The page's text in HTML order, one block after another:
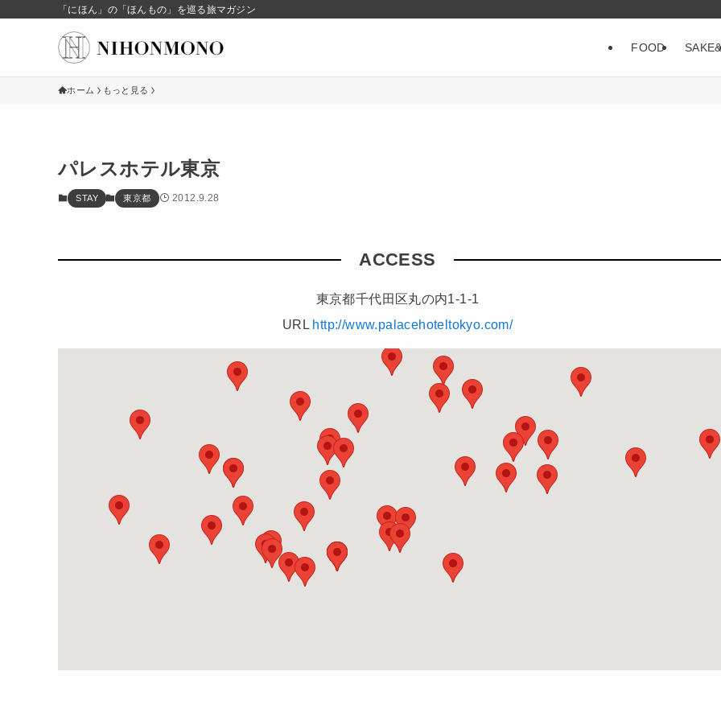
「にほん」の「ほんもの」を巡る旅マガジン
FOOD
ホーム もっと見る
パレスホテル東京
STAY 東京都 2012.9.28
ACCESS
東京都千代田区丸の内1-1-1
URL http://www.palacehoteltokyo.com/